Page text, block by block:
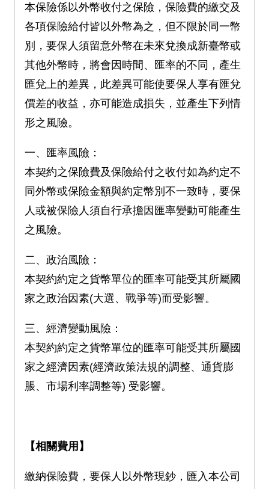
本保險係以外幣收付之保險，保險費的繳交及
各項保險給付皆以外幣為之，但不限於同一幣
別，要保人須留意外幣在未來兌換成新臺幣或
其他外幣時，將會因時間、匯率的不同，產生
匯兌上的差異，此差異可能使要保人享有匯兌
價差的收益，亦可能造成損失，並產生下列情
形之風險。
一、匯率風險：
本契約之保險費及保險給付之收付如為約定不
同外幣或保險金額與約定幣別不一致時，要保
人或被保險人須自行承擔因匯率變動可能產生
之風險。
二、政治風險：
本契約約定之貨幣單位的匯率可能受其所屬國
家之政治因素(大選、戰爭等)而受影響。
三、經濟變動風險：
本契約約定之貨幣單位的匯率可能受其所屬國
家之經濟因素(經濟政策法規的調整、通貨膨
脹、市場利率調整等) 受影響。
【相關費用】
繳納保險費，要保人以外幣現鈔，匯入本公司